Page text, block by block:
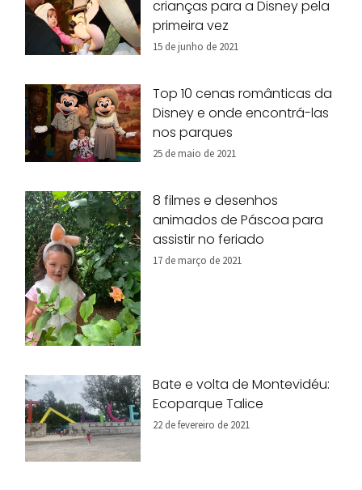
crianças para a Disney pela
primeira vez
15 de junho de 2021
Top 10 cenas românticas da
Disney e onde encontrá-las
nos parques
25 de maio de 2021
8 filmes e desenhos
animados de Páscoa para
assistir no feriado
17 de março de 2021
Bate e volta de Montevidéu:
Ecoparque Talice
22 de fevereiro de 2021